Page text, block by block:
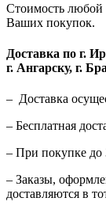
Стоимость любой
Ваших покупок.
Доставка по г.
г. Ангарску, г.
– Доставка
– Бесплатная
– При покупке до
– Заказы,
доставляются в